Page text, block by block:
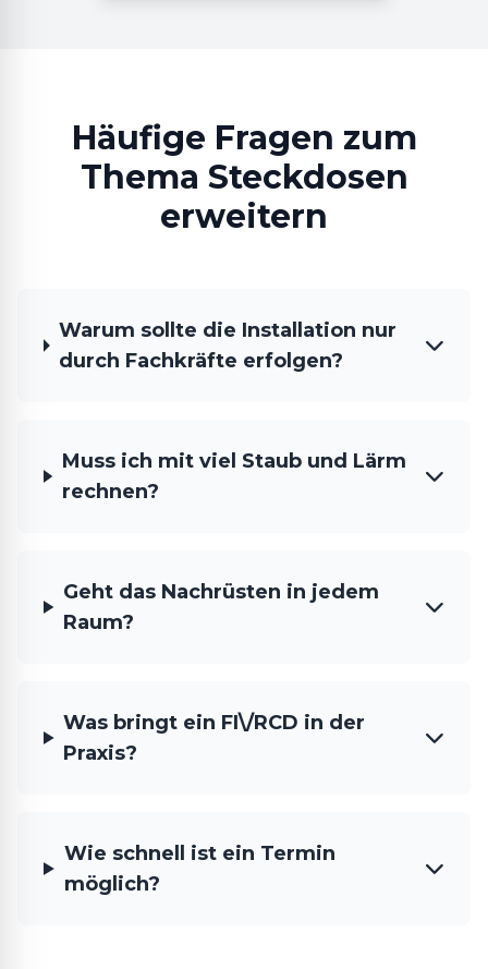
Häufige Fragen zum
Thema Steckdosen
erweitern
Warum sollte die Installation nur
durch Fachkräfte erfolgen?
Muss ich mit viel Staub und Lärm
rechnen?
Geht das Nachrüsten in jedem
Raum?
Was bringt ein FI\/RCD in der
Praxis?
Wie schnell ist ein Termin
möglich?